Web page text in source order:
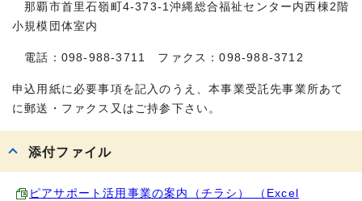
那覇市首里石嶺町4-373-1沖縄総合福祉センター内西棟2階
小規模団体室内
電話：098-988-3711 ファクス：098-988-3712
申込用紙に必要事項を記入のうえ、本事業受託先事業所あて
に郵送・ファクス又はご持参下さい。
添付ファイル
ピアサポート活用事業の案内（チラシ） （Excel